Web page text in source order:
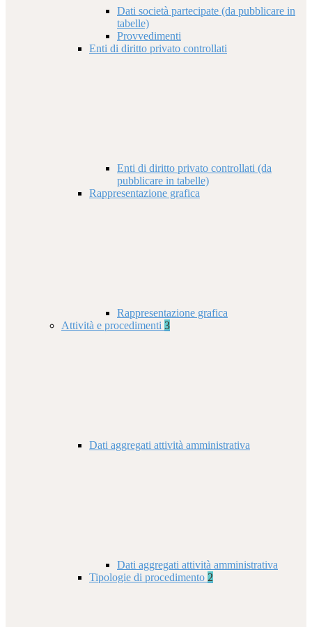
Dati società partecipate (da pubblicare in
tabelle)
Provvedimenti
Enti di diritto privato controllati
Enti di diritto privato controllati (da
pubblicare in tabelle)
Rappresentazione grafica
Rappresentazione grafica
Attività e procedimenti 3
Dati aggregati attività amministrativa
Dati aggregati attività amministrativa
Tipologie di procedimento 2